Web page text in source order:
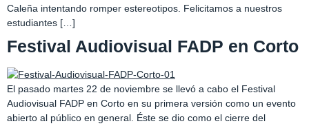
Caleña intentando romper estereotipos. Felicitamos a nuestros
estudiantes […]
Festival Audiovisual FADP en Corto
El pasado martes 22 de noviembre se llevó a cabo el Festival
Audiovisual FADP en Corto en su primera versión como un evento
abierto al público en general. Éste se dio como el cierre del